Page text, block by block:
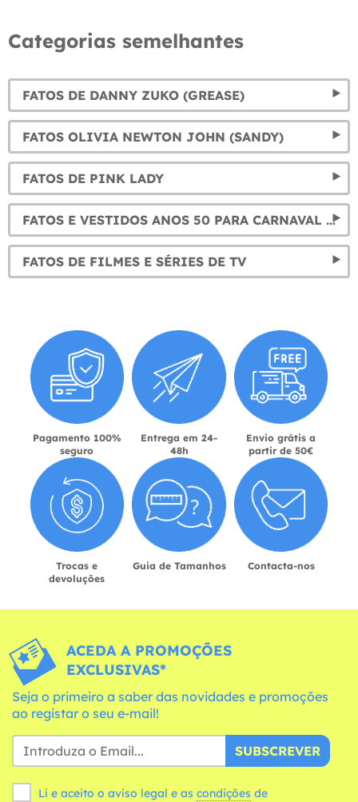
Categorias semelhantes
FATOS DE DANNY ZUKO (GREASE)
FATOS OLIVIA NEWTON JOHN (SANDY)
FATOS DE PINK LADY
FATOS E VESTIDOS ANOS 50 PARA CARNAVAL E DISFARCE – ROCKABILLY E PIN UP
FATOS DE FILMES E SÉRIES DE TV
Pagamento 100%
seguro
Entrega em 24-
48h
Envio grátis a
partir de 50€
Trocas e
devoluções
Guia de Tamanhos Contacta-nos
ACEDA A PROMOÇÕES
EXCLUSIVAS*
Seja o primeiro a saber das novidades e promoções
ao registar o seu e-mail!
SUBSCREVER
Li e aceito o aviso legal e as condições